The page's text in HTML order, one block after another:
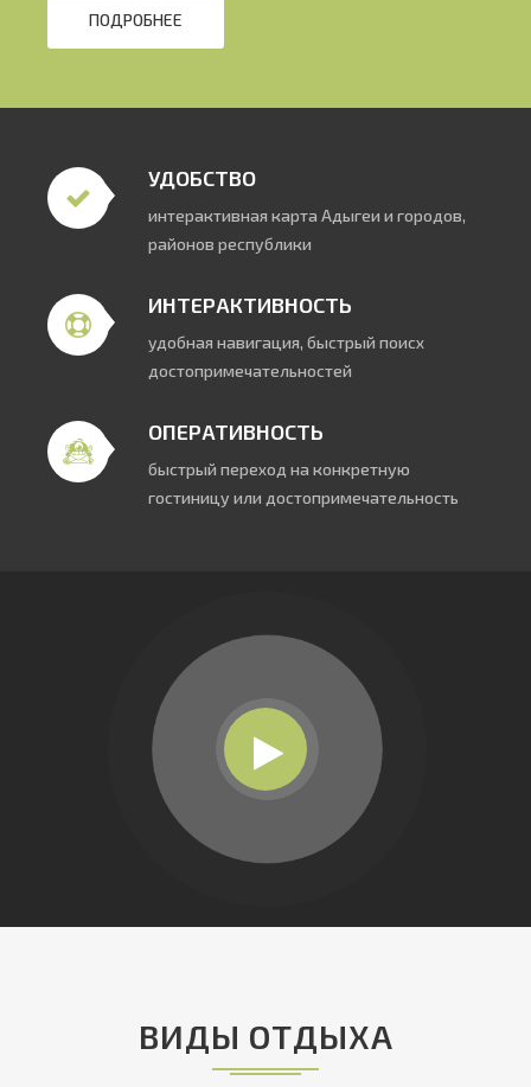
ПОДРОБНЕЕ
УДОБСТВО
интерактивная карта Адыгеи и городов,
районов республики
ИНТЕРАКТИВНОСТЬ
удобная навигация, быстрый поисх
достопримечательностей
ОПЕРАТИВНОСТЬ
быстрый переход на конкретную
гостиницу или достопримечательность
ВИДЫ ОТДЫХА